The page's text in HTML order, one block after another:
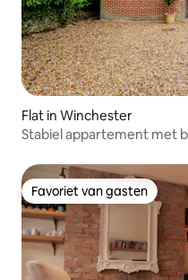
Flat in Winchester
Stabiel appartement met
Favoriet van gasten
Favoriet van gasten